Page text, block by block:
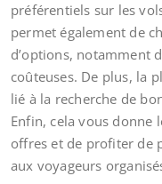
préférentiels sur les
permet également de
d’options, notamment
coûteuses. De plus, la
lié à la recherche de
Enfin, cela vous donne
offres et de profiter de
aux voyageurs